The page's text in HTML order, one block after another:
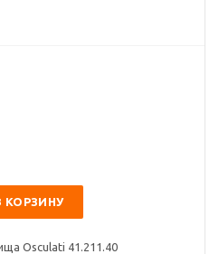
КОРЗИНУ
Osculati 41.211.40